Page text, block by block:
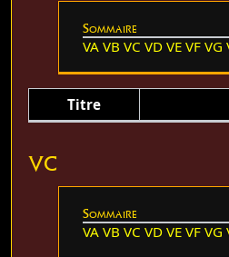
Sommaire
VA VB VC VD VE VF VG
Titre
VC
Sommaire
VA VB VC VD VE VF VG